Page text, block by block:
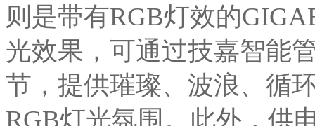
则是带有RGB灯效的
光效果，可通过技嘉智能
节，提供璀璨、波浪、循
RGB灯光氛围。此外，供